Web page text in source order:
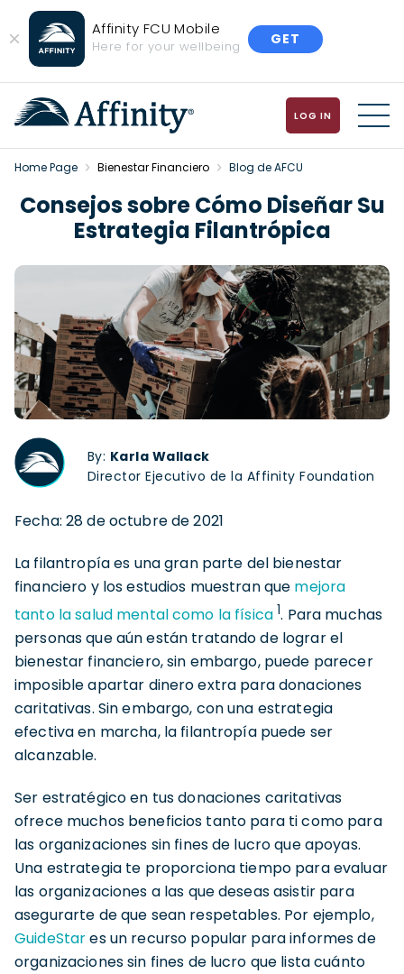
Close
Banner
Affinity FCU Mobile
Here for your wellbeing GET
MENU
LOG IN
Home Page Bienestar Financiero Blog de AFCU
Consejos sobre Cómo Diseñar Su
Estrategia Filantrópica
By: Karla Wallack
Director Ejecutivo de la Affinity Foundation
Fecha: 28 de octubre de 2021
La filantropía es una gran parte del bienestar
financiero y los estudios muestran que mejora
tanto la salud mental como la física 1. Para muchas
personas que aún están tratando de lograr el
bienestar financiero, sin embargo, puede parecer
imposible apartar dinero extra para donaciones
caritativas. Sin embargo, con una estrategia
efectiva en marcha, la filantropía puede ser
alcanzable.
Ser estratégico en tus donaciones caritativas
ofrece muchos beneficios tanto para ti como para
las organizaciones sin fines de lucro que apoyas.
Una estrategia te proporciona tiempo para evaluar
las organizaciones a las que deseas asistir para
asegurarte de que sean respetables. Por ejemplo,
GuideStares un recurso popular para informes de
organizaciones sin fines de lucro que lista cuánto